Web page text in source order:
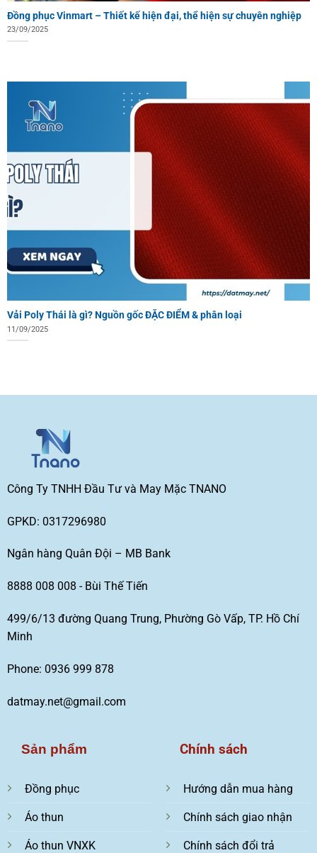
Đồng phục Vinmart – Thiết kế hiện đại, thể hiện sự chuyên nghiệp
23/09/2025
Vải Poly Thái là gì? Nguồn gốc ĐẶC ĐIỂM & phân loại
11/09/2025
Công Ty TNHH Đầu Tư và May Mặc TNANO
GPKD: 0317296980
Ngân hàng Quân Đội – MB Bank
8888 008 008 - Bùi Thế Tiến
499/6/13 đường Quang Trung, Phường Gò Vấp, TP. Hồ Chí
Minh
Phone: 0936 999 878
datmay.net@gmail.com
Sản phẩm
Đồng phục
Áo thun
Áo thun VNXK
Chính sách
Hướng dẫn mua hàng
Chính sách giao nhận
Chính sách đổi trả